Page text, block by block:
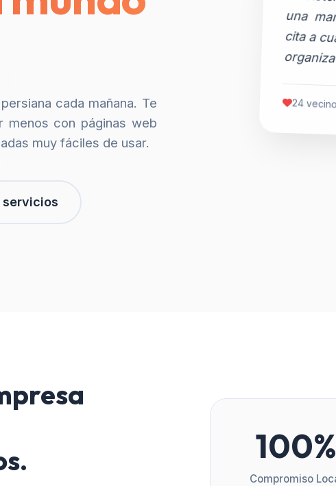
cada mañana. Te
menos con páginas web
muy fáciles de usar.
servicios
24
100%
Compromiso